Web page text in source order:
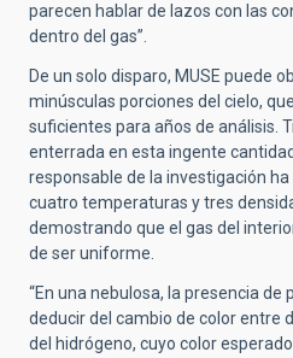
parecen hablar de lazos con las
dentro del gas”.
De un solo disparo, MUSE puede
minúsculas porciones del cielo,
suficientes para años de análisis.
enterrada en esta ingente
responsable de la investigación
cuatro temperaturas y tres
demostrando que el gas del
de ser uniforme.
“En una nebulosa, la presencia de
deducir del cambio de color entre
del hidrógeno, cuyo color